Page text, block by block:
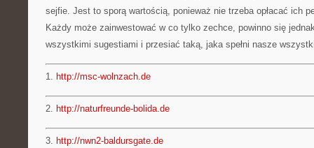
sejfie. Jest to sporą wartością, ponieważ nie trzeba opłacać ich
Każdy może zainwestować w co tylko zechce, powinno się
wszystkimi sugestiami i przesiać taką, jaka spełni nasze
1. http://msc-wolnzach.de
2. http://naturfreunde-bolida.de
3. http://nwn2-baldursgate.de